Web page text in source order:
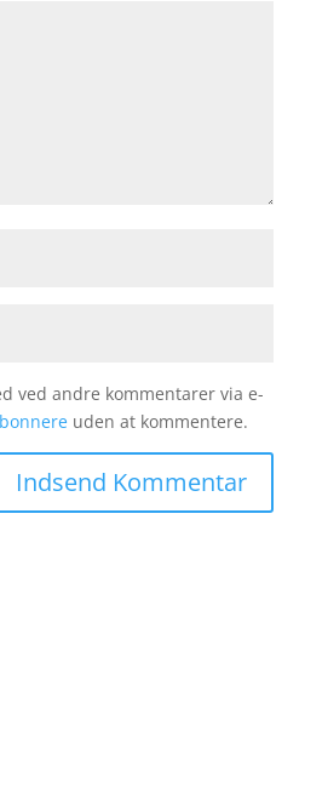
ved andre kommentarer via e-
uden at kommentere.